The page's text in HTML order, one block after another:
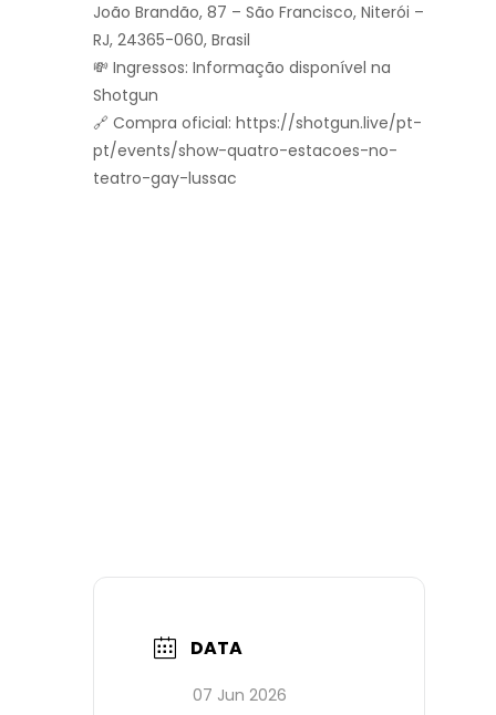
João Brandão, 87 – São Francisco, Niterói –
RJ, 24365-060, Brasil
💸 Ingressos: Informação disponível na
Shotgun
🔗 Compra oficial: https://shotgun.live/pt-
pt/events/show-quatro-estacoes-no-
teatro-gay-lussac
DATA
07 Jun 2026